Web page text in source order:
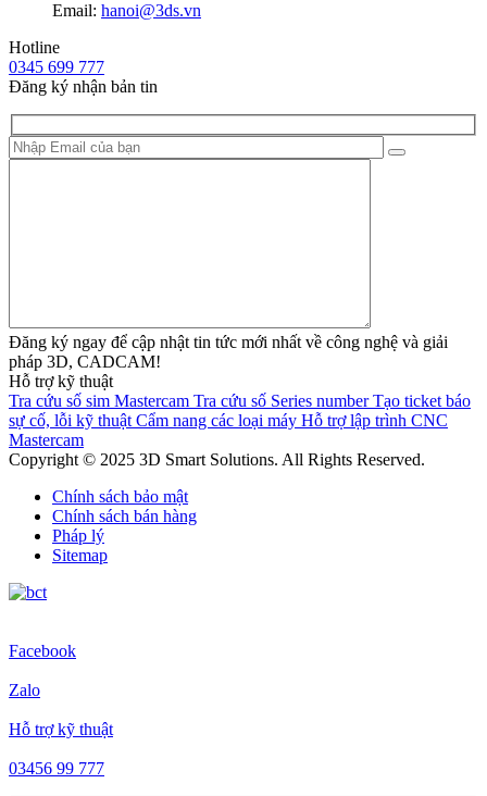
Email: hanoi@3ds.vn
Hotline
0345 699 777
Đăng ký nhận bản tin
Đăng ký ngay để cập nhật tin tức mới nhất về công nghệ và giải
pháp 3D, CADCAM!
Hỗ trợ kỹ thuật
Tra cứu số sim Mastercam Tra cứu số Series number Tạo ticket báo
sự cố, lỗi kỹ thuật Cẩm nang các loại máy Hỗ trợ lập trình CNC
Mastercam
Copyright © 2025 3D Smart Solutions. All Rights Reserved.
Chính sách bảo mật
Chính sách bán hàng
Pháp lý
Sitemap
Facebook
Zalo
Hỗ trợ kỹ thuật
03456 99 777